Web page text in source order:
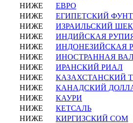
НИЖЕ
ЕВРО
НИЖЕ
ЕГИПЕТСКИЙ ФУНТ
НИЖЕ
ИЗРАИЛЬСКИЙ
НИЖЕ
ИНДИЙСКАЯ
НИЖЕ
ИНДОНЕЗИЙСКАЯ
НИЖЕ
ИНОСТРАННАЯ
НИЖЕ
ИРАНСКИЙ РИАЛ
НИЖЕ
КАЗАХСТАНСКИЙ
НИЖЕ
КАНАДСКИЙ
НИЖЕ
КАУРИ
НИЖЕ
КЕТСАЛЬ
НИЖЕ
КИРГИЗСКИЙ СОМ